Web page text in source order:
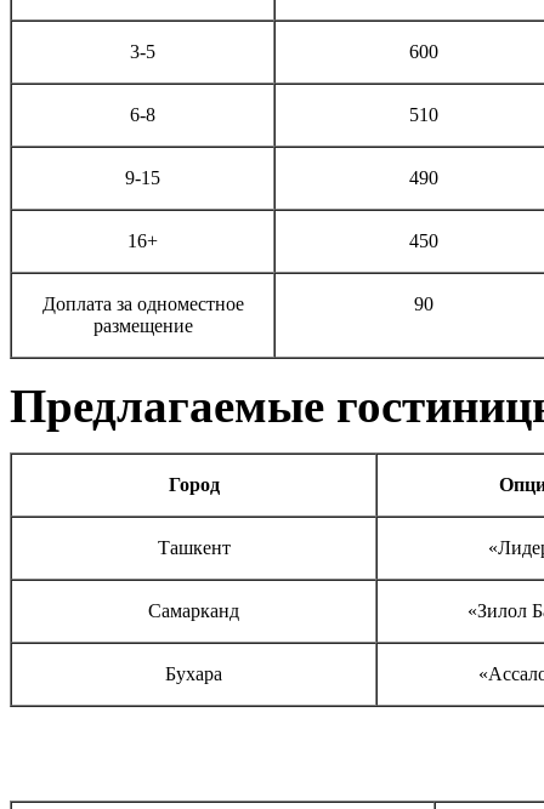
3-5 600
6-8 510
9-15 490
16+ 450
Доплата за одноместное
размещение
90
Предлагаемые
Город О
Ташкент
Самарканд «Зилол
Бухара